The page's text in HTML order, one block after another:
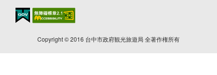
Copyright © 2016 台中市政府観光旅遊局 全著作権所有